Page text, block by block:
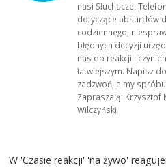
nasi Słuchacze.
dotyczące absurdów
codziennego,
błędnych decyzji
nas do reakcji i
łatwiejszym. Napisz
zadzwoń, a my
Zapraszają: Krzysztof
Wilczyński
W 'Czasie reakcji' 'na żywo'